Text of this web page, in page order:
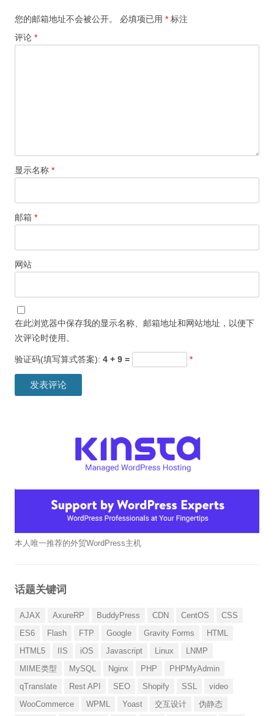
您的邮箱地址不会被公开。 必填项已用 * 标注
评论 *
显示名称 *
邮箱 *
网站
在此浏览器中保存我的显示名称、邮箱地址和网站地址，以便下
次评论时使用。
验证码(填写算式答案): 4 + 9 = *
本人唯一推荐的外贸WordPress主机
话题关键词
AJAX AxureRP BuddyPress CDN CentOS
CSS
ES6
Flash FTP Google Gravity Forms
HTML
HTML5
IIS iOS Javascript Linux
LNMP
MIME类型
MySQL Nginx PHP
PHPMyAdmin
qTranslate
Rest API SEO Shopify SSL
video
WooCommerce
WPML Yoast 交互设计
伪静态